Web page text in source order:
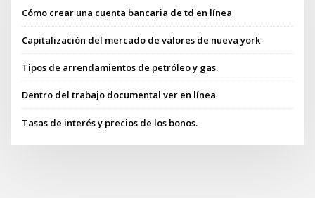
Cómo crear una cuenta bancaria de td en línea
Capitalización del mercado de valores de nueva york
Tipos de arrendamientos de petróleo y gas.
Dentro del trabajo documental ver en línea
Tasas de interés y precios de los bonos.